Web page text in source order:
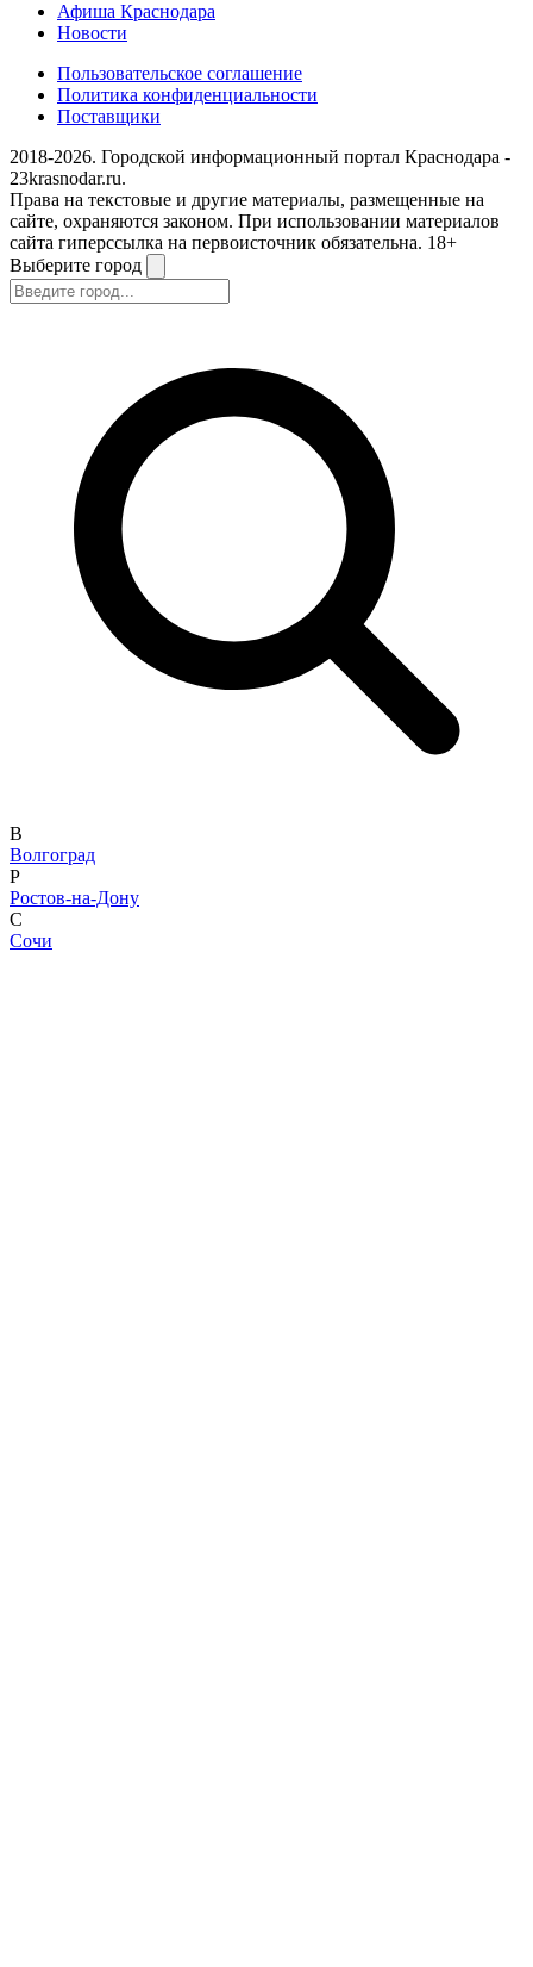
Афиша Краснодара
Новости
Пользовательское соглашение
Политика конфиденциальности
Поставщики
2018-2026. Городской информационный портал Краснодара -
23krasnodar.ru.
Права на текстовые и другие материалы, размещенные на
сайте, охраняются законом. При использовании материалов
сайта гиперссылка на первоисточник обязательна. 18+
Выберите город
В
Волгоград
Р
Ростов-на-Дону
С
Сочи